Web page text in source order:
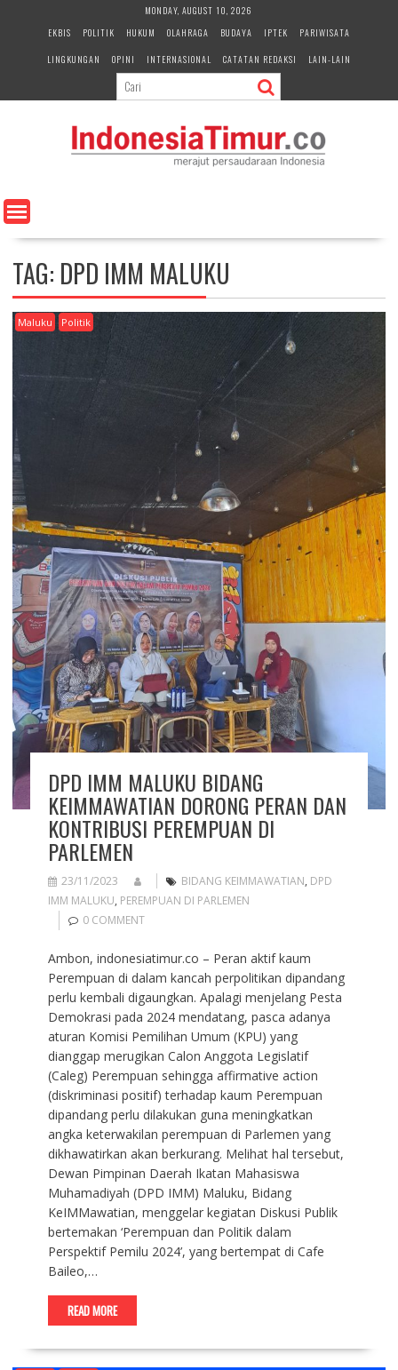
e
n
MONDAY, AUGUST 10, 2026
EKBIS
POLITIK HUKUM OLAHRAGA BUDAYA IPTEK
PARIWISATA
LINGKUNGAN
OPINI INTERNASIONAL CATATAN REDAKSI LAIN-LAIN
TAG: DPD IMM MALUKU
Maluku Politik
DPD IMM MALUKU BIDANG
KEIMMAWATIAN DORONG PERAN DAN
KONTRIBUSI PEREMPUAN DI
PARLEMEN
23/11/2023 BIDANG KEIMMAWATIAN, DPD
IMM MALUKU, PEREMPUAN DI PARLEMEN
0 COMMENT
Ambon, indonesiatimur.co – Peran aktif kaum
Perempuan di dalam kancah perpolitikan dipandang
perlu kembali digaungkan. Apalagi menjelang Pesta
Demokrasi pada 2024 mendatang, pasca adanya
aturan Komisi Pemilihan Umum (KPU) yang
dianggap merugikan Calon Anggota Legislatif
(Caleg) Perempuan sehingga affirmative action
(diskriminasi positif) terhadap kaum Perempuan
dipandang perlu dilakukan guna meningkatkan
angka keterwakilan perempuan di Parlemen yang
dikhawatirkan akan berkurang. Melihat hal tersebut,
Dewan Pimpinan Daerah Ikatan Mahasiswa
Muhamadiyah (DPD IMM) Maluku, Bidang
KeIMMawatian, menggelar kegiatan Diskusi Publik
bertemakan ‘Perempuan dan Politik dalam
Perspektif Pemilu 2024’, yang bertempat di Cafe
Baileo,…
READ MORE